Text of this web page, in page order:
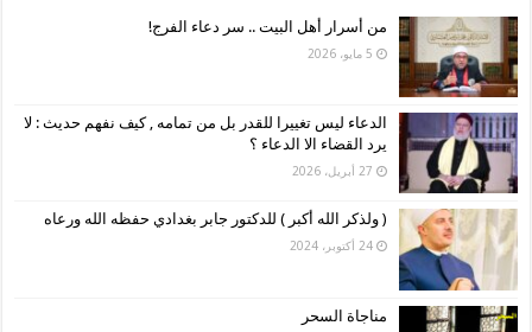
من أسرار أهل البيت .. سر دعاء الفرج!
5 مايو، 2026
الدعاء ليس تغييرا للقدر بل من تمامه , كيف نفهم حديث : لا
يرد القضاء الا الدعاء ؟
27 أبريل، 2026
( ولذكر الله أكبر ) للدكتور جابر بغدادي حفظه الله ورعاه
24 أكتوبر، 2024
مناجاة السحر